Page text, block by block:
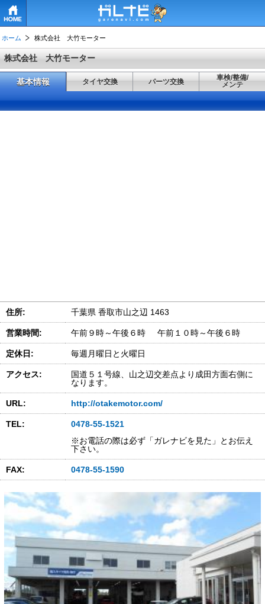
ホーム 株式会社 大竹モーター
株式会社 大竹モーター
基本情報 タイヤ交換 パーツ交換
車検/整備/
メンテ
住所: 千葉県 香取市山之辺 1463
営業時間: 午前９時～午後６時 午前１０時～午後６時
定休日: 毎週月曜日と火曜日
アクセス:
国道５１号線、山之辺交差点より成田方面右側に
なります。
URL: http://otakemotor.com/
TEL:
0478-55-1521
※お電話の際は必ず「ガレナビを見た」とお伝え
下さい。
FAX: 0478-55-1590